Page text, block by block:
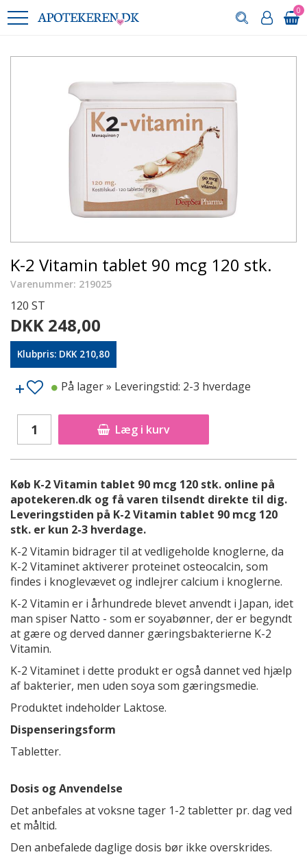
0
K-2 Vitamin tablet 90 mcg 120 stk.
Varenummer: 219025
120 ST
DKK 248,00
Klubpris: DKK 210,80
Læg i kurv
På lager» Leveringstid: 2-3 hverdage
Køb K-2 Vitamin tablet 90 mcg 120 stk. online på
apotekeren.dk og få varen tilsendt direkte til dig.
Leveringstiden på K-2 Vitamin tablet 90 mcg 120
stk. er kun 2-3 hverdage.
K-2 Vitamin bidrager til at vedligeholde knoglerne, da
K-2 Vitaminet aktiverer proteinet osteocalcin, som
findes i knoglevævet og indlejrer calcium i knoglerne.
K-2 Vitamin er i århundrede blevet anvendt i Japan, idet
man spiser Natto - som er soyabønner, der er begyndt
at gære og derved danner gæringsbakterierne K-2
Vitamin.
K-2 Vitaminet i dette produkt er også dannet ved hjælp
af bakterier, men uden soya som gæringsmedie.
Produktet indeholder Laktose.
Dispenseringsform
Tabletter.
Dosis og Anvendelse
Det anbefales at voksne tager 1-2 tabletter pr. dag ved
et måltid.
Den anbefalede daglige dosis bør ikke overskrides.